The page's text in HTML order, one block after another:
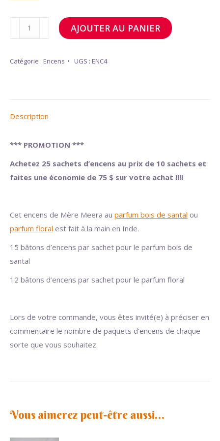
était :
est :
quantité
de
AJOUTER AU PANIER
Catégorie : Encens UGS : ENC4
Description
*** PROMOTION ***
Achetez 25 sachets d’encens au prix de 10 sachets et
faites une économie de 75 $ sur votre achat !!!!
Cet encens de Mère Meera au parfum bois de santal ou
parfum floral est fait à la main en Inde.
15 bâtons d’encens par sachet pour le parfum bois de
santal
12 bâtons d’encens par sachet pour le parfum floral
Lors de votre commande, vous êtes invité(e) à préciser en
commentaire le nombre de paquets d’encens de chaque
sorte que vous souhaitez.
Vous aimerez peut-être aussi…